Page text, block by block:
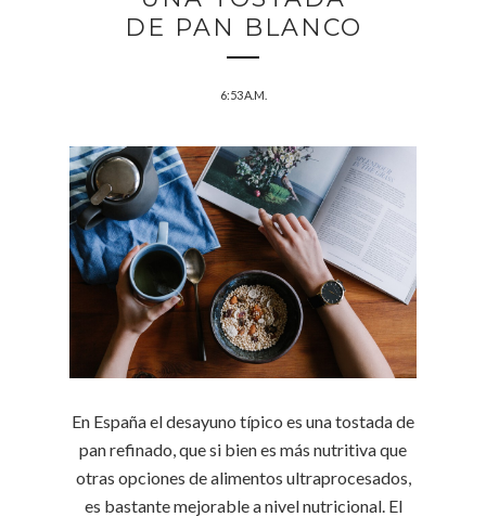
DE PAN BLANCO
6:53 A.M.
En España el desayuno típico es una tostada de
pan refinado, que si bien es más nutritiva que
otras opciones de alimentos ultraprocesados,
es bastante mejorable a nivel nutricional. El